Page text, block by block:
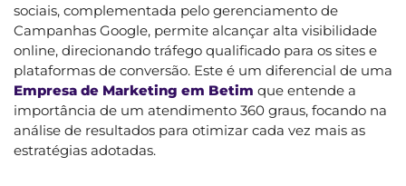
sociais, complementada pelo gerenciamento de
Campanhas Google, permite alcançar alta visibilidade
online, direcionando tráfego qualificado para os sites e
plataformas de conversão. Este é um diferencial de uma
Empresa de Marketing em Betim que entende a
importância de um atendimento 360 graus, focando na
análise de resultados para otimizar cada vez mais as
estratégias adotadas.